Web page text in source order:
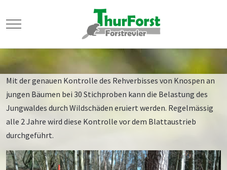
Mobile Menu Toggle
Mit der genauen Kontrolle des Rehverbisses von Knospen an
jungen Bäumen bei 30 Stichproben kann die Belastung des
Jungwaldes durch Wildschäden eruiert werden. Regelmässig
alle 2 Jahre wird diese Kontrolle vor dem Blattaustrieb
durchgeführt.